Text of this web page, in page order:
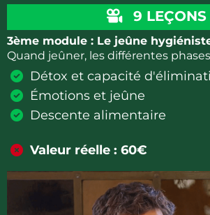
9 LEÇONS
3ème module : Le jeûne
Quand jeûner, les différentes
Détox et capacité
Émotions et jeûne
Descente alimentaire
Valeur réelle : 60€